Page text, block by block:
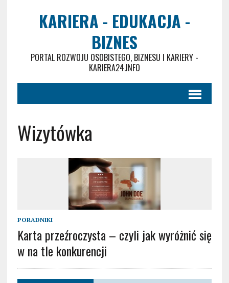
KARIERA - EDUKACJA -
BIZNES
PORTAL ROZWOJU OSOBISTEGO, BIZNESU I KARIERY -
KARIERA24.INFO
Wizytówka
PORADNIKI
Karta przeźroczysta – czyli jak wyróżnić się
w na tle konkurencji